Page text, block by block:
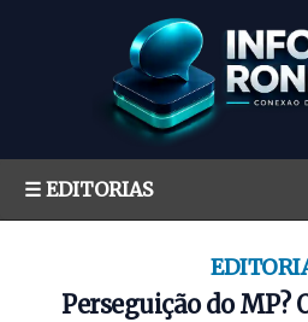
☰ EDITORIAS
Perseguição do MP?